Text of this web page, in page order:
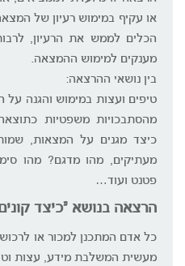
או עקיף במימוש רעיון של
הכלים לממש את הרעיון,
מענקים למימוש ההמצאה.
בין נושאי ההרצאה:
טיפים ועצות במימוש והגנה
מהסתבכויות משפטיות
כיצד מגנים על המצאות,
מעתיקים, מהו מדגם? מהו
פטנט ועוד…
הרצאה בנושא "כיצד
כל אדם המתכנן למכור או
מעשית המשלבת מידע, עצות